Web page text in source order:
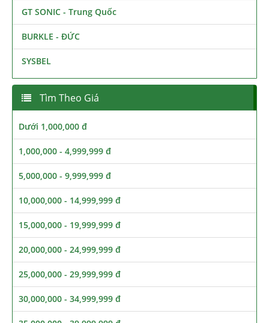
GT SONIC - Trung Quốc
BURKLE - ĐỨC
SYSBEL
Tìm Theo Giá
Dưới 1,000,000 đ
1,000,000 - 4,999,999 đ
5,000,000 - 9,999,999 đ
10,000,000 - 14,999,999 đ
15,000,000 - 19,999,999 đ
20,000,000 - 24,999,999 đ
25,000,000 - 29,999,999 đ
30,000,000 - 34,999,999 đ